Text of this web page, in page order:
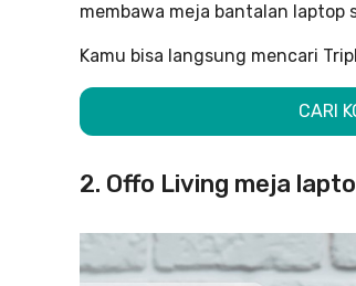
membawa meja bantalan laptop
Kamu bisa langsung mencari
CARI
2. Offo Living meja